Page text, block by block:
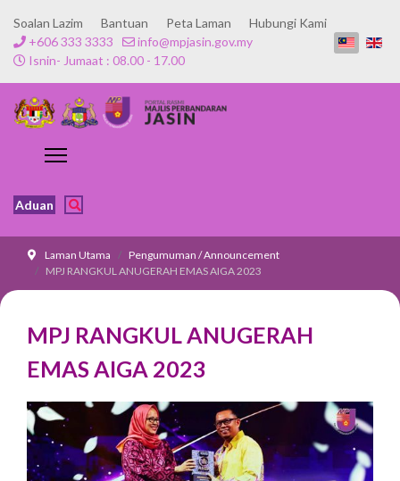
Soalan Lazim Bantuan Peta Laman
Hubungi Kami
+606 333 3333
info@mpjasin.gov.my
Isnin- Jumaat : 08.00 - 17.00
Aduan
Laman Utama
Pengumuman / Announcement
MPJ RANGKUL ANUGERAH EMAS AIGA 2023
MPJ RANGKUL ANUGERAH
EMAS AIGA 2023